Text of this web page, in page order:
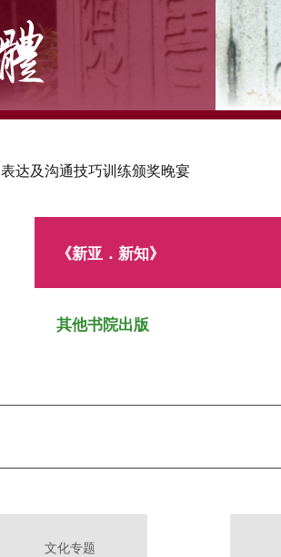
表达及沟通技巧训练颁奖晚宴
《新亚．新知》
其他书院出版
文化专题